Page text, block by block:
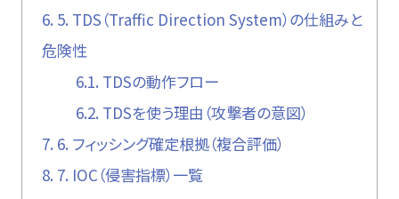
6. 5. TDS（Traffic Direction System）の仕組みと
危険性
6.1. TDSの動作フロー
6.2. TDSを使う理由（攻撃者の意図）
7. 6. フィッシング確定根拠（複合評価）
8. 7. IOC（侵害指標）一覧